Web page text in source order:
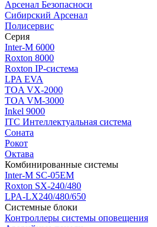
Арсенал Безопасноси
Сибирский Арсенал
Полисервис
Серия
Inter-M 6000
Roxton 8000
Roxton IP-система
LPA EVA
TOA VX-2000
TOA VM-3000
Inkel 9000
ITC Интеллектуальная система
Соната
Рокот
Октава
Комбинированные системы
Inter-M SC-05EM
Roxton SX-240/480
LPA-LX240/480/650
Системные блоки
Контроллеры системы оповещения